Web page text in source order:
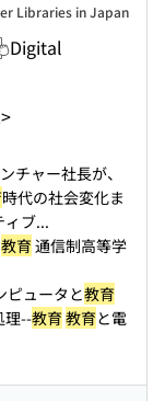
Digital
Libraries in Japan
チャー社長が、
時代の社会変化ま
ィブ...
教育通信制高等学
ピュータと教育
理--教育教育と電